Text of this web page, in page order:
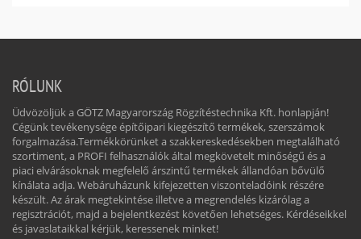
RÓLUNK
Üdvözöljük a GÖTZ Magyarország Rögzítéstechnika Kft. honlapján!
Cégünk tevékenysége építőipari kiegészítő termékek, szerszámok
forgalmazása.Termékkörünket a szakkereskedésekben megtalálható
szortiment, a PROFI felhasználók által megkövetelt minőségű és a
piaci elvárásoknak megfelelő árszintű termékek állandóan bővülő
kínálata adja. Webáruházunk kifejezetten viszonteladóink részére
készült. Az árak megtekintése illetve a megrendelés kizárólag a
regisztrációt, majd a bejelentkezést követően lehetséges. Kérdéseikkel
és javaslataikkal kérjük, keressenek minket!